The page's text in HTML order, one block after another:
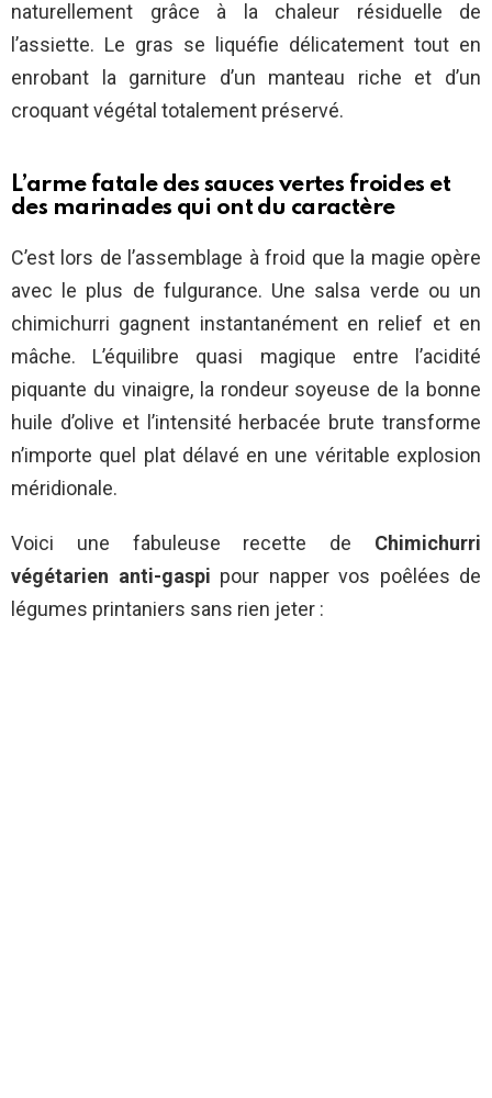
naturellement grâce à la chaleur résiduelle de
l’assiette. Le gras se liquéfie délicatement tout en
enrobant la garniture d’un manteau riche et d’un
croquant végétal totalement préservé.
L’arme fatale des sauces vertes froides et
des marinades qui ont du caractère
C’est lors de l’assemblage à froid que la magie opère
avec le plus de fulgurance. Une salsa verde ou un
chimichurri gagnent instantanément en relief et en
mâche. L’équilibre quasi magique entre l’acidité
piquante du vinaigre, la rondeur soyeuse de la bonne
huile d’olive et l’intensité herbacée brute transforme
n’importe quel plat délavé en une véritable explosion
méridionale.
Voici une fabuleuse recette de Chimichurri
végétarien anti-gaspi pour napper vos poêlées de
légumes printaniers sans rien jeter :